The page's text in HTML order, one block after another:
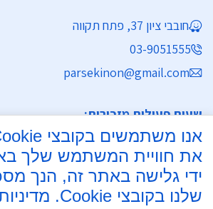
חובבי ציון 37, פתח תקווה
03-9051555
parsekinon@gmail.com
שעות פעילות מזכירות:
ימים א' - ה' 8:30 - 16:30
מחלקת נישואין
את חוויית המשתמש שלך
ידי גלישה באתר זה, הנך
שלנו בקובצי Cookie.